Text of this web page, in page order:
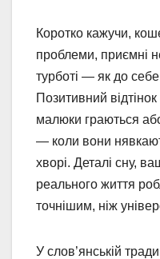
Коротко кажучи,
проблеми, приємні
турботі — як до
Позитивний
малюки граються
— коли вони
хворі. Деталі сну,
реального життя
точнішим, ніж
У слов’янській